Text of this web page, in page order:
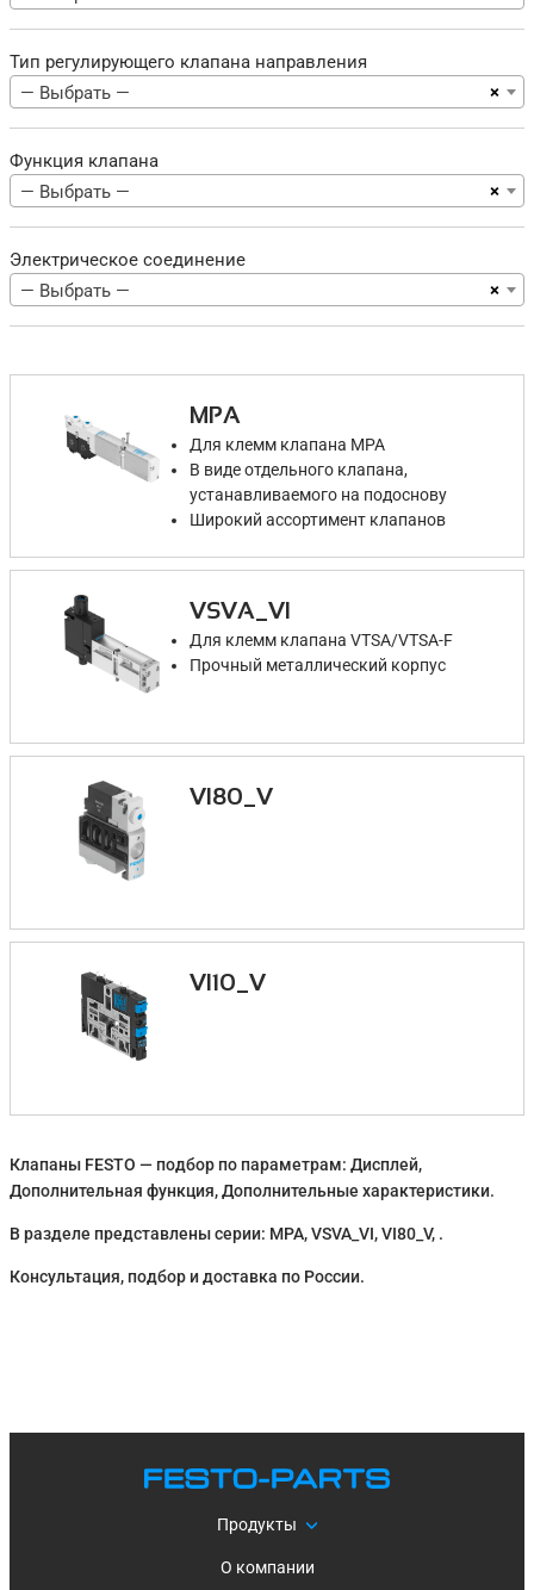
Тип регулирующего клапана направления
×
— Выбрать —
Функция клапана
×
— Выбрать —
Электрическое соединение
×
— Выбрать —
MPA
Для клемм клапана MPA
В виде отдельного клапана,
устанавливаемого на подоснову
Широкий ассортимент клапанов
VSVA_VI
Для клемм клапана VTSA/VTSA-F
Прочный металлический корпус
VI80_V
VI10_V
Клапаны FESTO — подбор по параметрам: Дисплей,
Дополнительная функция, Дополнительные характеристики.
В разделе представлены серии: MPA, VSVA_VI, VI80_V, .
Консультация, подбор и доставка по России.
Продукты
О компании